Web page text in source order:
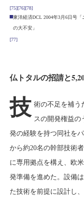
[75][76][78]
東洋経済DCL 2004年3月6日号
の大不安」
[77]
仏トタルの招請と
技 術の不足を補う
スの開発権益の
発の経験を持つ同社を
から約20名の幹部技術
に専用拠点を構え、欧
発準備を進めた。設備
た技術を前提に設計し